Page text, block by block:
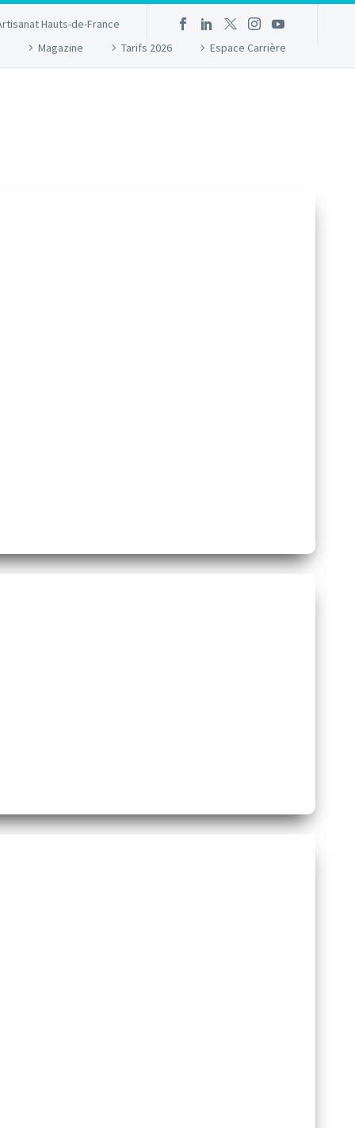
Hauts-de-France
Magazine
Tarifs 2026 Espace Carrière